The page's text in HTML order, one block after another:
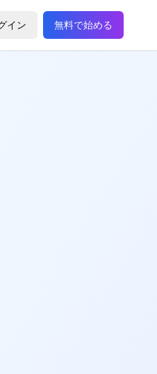
イン 無料で始める